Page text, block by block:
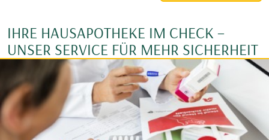
IHRE HAUSAPOTHEKE IM CHECK –
UNSER SERVICE FÜR MEHR SICHERHEIT